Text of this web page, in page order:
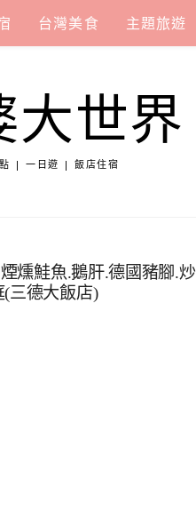
台灣美食 主題旅遊
大世界
點 | 一日遊 | 飯店住宿
燻鮭魚.鵝肝.德國豬腳.炒
三德大飯店)